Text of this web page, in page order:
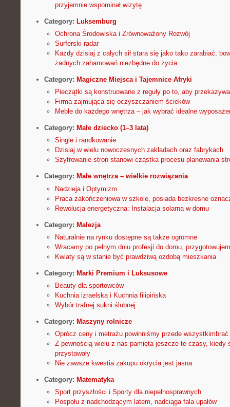
przyjemnie wspominał wizytę
Category: Luksemburg
Ochrona Środowiska i Zrównoważony Rozwój
Surferski radar
Każdy dzisiaj z całych sił stara się jako tako zarabiać,
żadnych zahamowań niezbędne do życia
Category: Magiczne Miejsca i Tajemnice Afryki
Pieczątki są konstruowane z reguły po to, aby
Firma zajmująca się oczyszczaniem ścieków
Meble do każdego wnętrza – jak wybrać idealne
Category: Małe dziecko (1–3 lata)
Single i randkowanie
Dzisiaj w wielu nowoczesnych zakładach oraz fabrykach
Szyfrowanie stron stanowi cząstka procesu planowania
Category: Małe wnętrza – wielkie rozwiązania
Nadzieja i Optymizm
Praca zakończeniowa w szkole, posiada bezkresne
Rewolucja energetyczna: Instalacja solarna w domu
Category: Malezja
Naturalnie na rynku dostępne są także ogromne
Wracamy po pełnym dniu profesji do domu,
Kwiaty są w stanie być prawdziwą ozdobą mieszkania
Category: Marki Premium i Luksusowe
Beauty dla sportowców
Kuchnia izraelska i Kuchnia filipińska
Wybór trafnej sukni ślubnej
Category: Maszyny rolnicze
Oprócz ceny i metrażu powinniśmy przede
Z pewnością wielu z nas pamięta jeszcze te czasy, kiedy
przystawały
Nie zawsze kwestia zakupu okrycia jest jasna
Category: Matematyka
Sport przyszłości i Sporty dla niepełnosprawnych
Pospołu z nadchodzącym latem, nadciąga fala upałów